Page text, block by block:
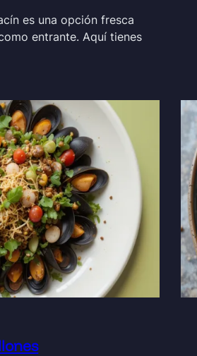
es una opción fresca
entrante. Aquí tienes